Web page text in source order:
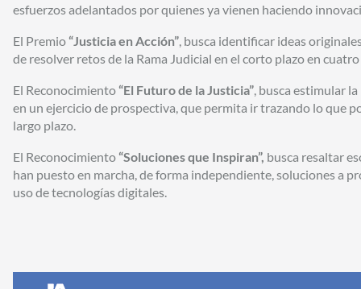
esfuerzos adelantados por quienes ya vienen haciendo
El Premio “Justicia en Acción”, busca identificar ideas
de resolver retos de la Rama Judicial en el corto plazo en
El Reconocimiento “El Futuro de la Justicia”, busca estimular
en un ejercicio de prospectiva, que permita ir trazando lo que
largo plazo.
El Reconocimiento “Soluciones que Inspiran”, busca resaltar
han puesto en marcha, de forma independiente, soluciones a
uso de tecnologías digitales.